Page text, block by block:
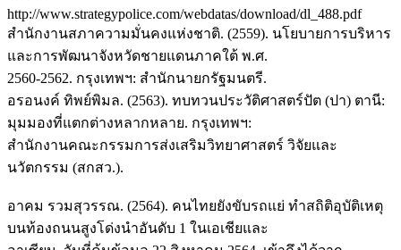
http://www.strategypolice.com/webdatas/download/dl_488.pdf
สำนักงานสภาความมั่นคงแห่งชาติ. (2559). นโยบายการบริหาร
และการพัฒนาจังหวัดชายแดนภาคใต้ พ.ศ.
2560-2562. กรุงเทพฯ: สำนักนายกรัฐมนตรี.
อรอนงค์ ทิพย์พิมล. (2563). ทบทวนประวัติศาสตร์ปัต (ปา) ตานี:
มุมมองที่แตกต่างหลากหลาย. กรุงเทพฯ:
สำนักงานคณะกรรมการส่งเสริมวิทยาศาสตร์ วิจัยและ
นวัตกรรม (สกสว.).
อาคม รวมสุวรรณ. (2564). คนไทยยังขับรถแย่ ทำสถิติอุบัติเหตุ
บนท้องถนนสูงโด่งนำอันดับ 1 ในเอเชียและ